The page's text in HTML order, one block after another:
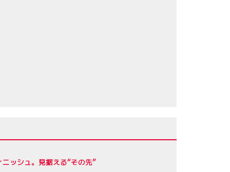
ッシュ。見据える“その先”